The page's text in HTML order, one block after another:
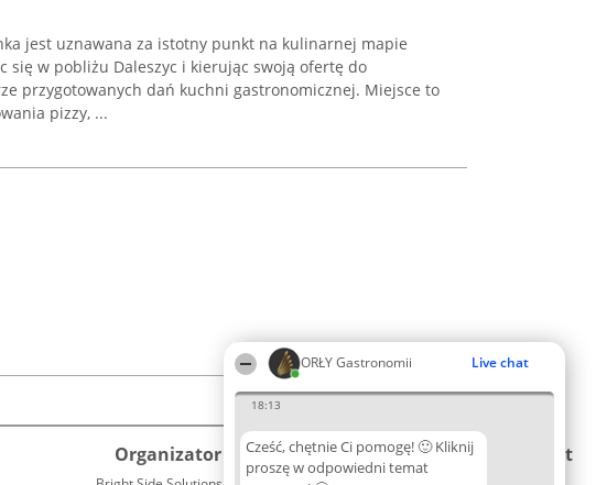
ORŁY Gastronomii Live chat
18:13
Cześć, chętnie Ci pomogę! 🙂 Kliknij
proszę w odpowiedni temat
jest uznawana za istotny punkt na kulinarnej mapie
się w pobliżu Daleszyc i kierując swoją ofertę do
przygotowanych dań kuchni gastronomicznej. Miejsce to
pizzy, ...
Organizator plebiscytu Plebiscyt Kontakt